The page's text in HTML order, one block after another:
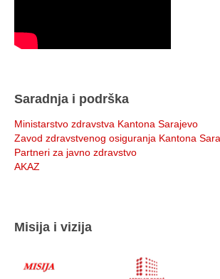
Saradnja i podrška
Ministarstvo zdravstva Kantona Sarajevo
Zavod zdravstvenog osiguranja Kantona
Partneri za javno zdravstvo
AKAZ
Misija i vizija